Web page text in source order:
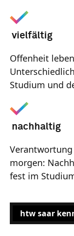
vielfältig
Offenheit
Studium und
nachhaltig
morgen:
fest im
htw saar